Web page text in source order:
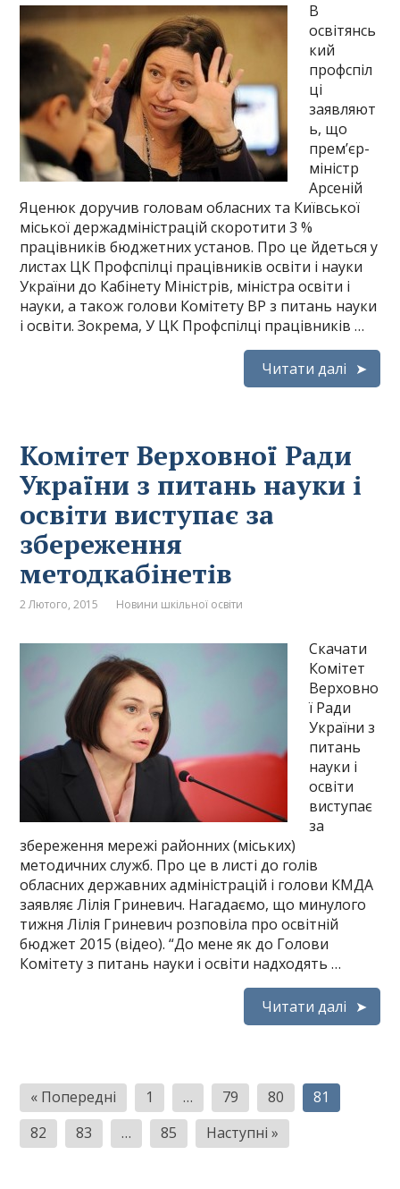
В
освітянсь
кий
профспіл
ці
заявляют
ь, що
прем’єр-
міністр
Арсеній
Яценюк доручив головам обласних та Київської
міської держадміністрацій скоротити 3 %
працівників бюджетних установ. Про це йдеться у
листах ЦК Профспілці працівників освіти і науки
України до Кабінету Міністрів, міністра освіти і
науки, а також голови Комітету ВР з питань науки
і освіти. Зокрема, У ЦК Профспілці працівників …
Читати далі
Комітет Верховної Ради
України з питань науки і
освіти виступає за
збереження
методкабінетів
2 Лютого, 2015 Новини шкільної освіти
Скачати
Комітет
Верховно
ї Ради
України з
питань
науки і
освіти
виступає
за
збереження мережі районних (міських)
методичних служб. Про це в листі до голів
обласних державних адміністрацій і голови КМДА
заявляє Лілія Гриневич. Нагадаємо, що минулого
тижня Лілія Гриневич розповіла про освітній
бюджет 2015 (відео). “До мене як до Голови
Комітету з питань науки і освіти надходять …
Читати далі
Пагінація
записів
« Попередні 1 … 79 80
81
82
83 … 85 Наступні »